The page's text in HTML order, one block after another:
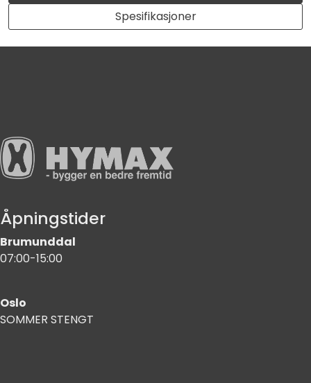
Spesifikasjoner
Åpningstider
Brumunddal
07:00-15:00
Oslo
SOMMER STENGT